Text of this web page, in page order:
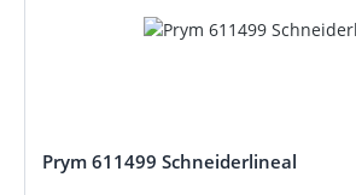
Prym 611499 Schneiderlineal